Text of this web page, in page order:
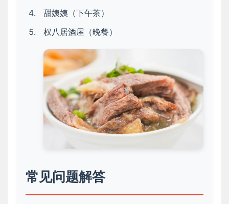
甜姨姨（下午茶）
权八居酒屋（晚餐）
常见问题解答